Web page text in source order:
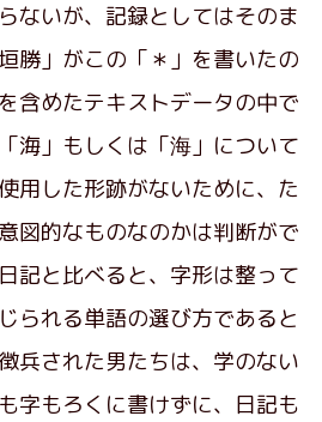
ないが、記録としてはそのま
勝」がこの「＊」を書いたの
含めたテキストデータの中で
海」もしくは「海」について
用した形跡がないために、た
図的なものなのかは判断がで
記と比べると、字形は整って
られる単語の選び方であると
兵された男たちは、学のない
字もろくに書けずに、日記も